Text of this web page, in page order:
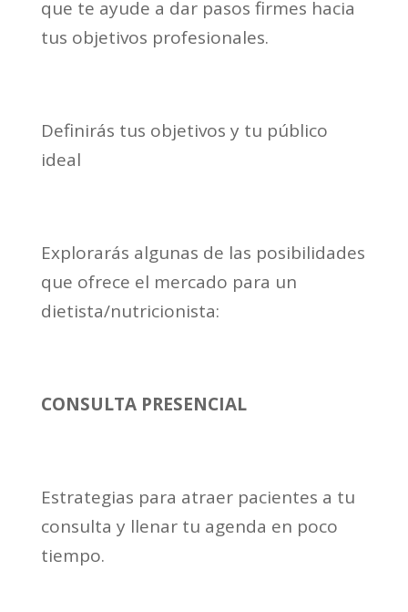
que te ayude a dar pasos firmes hacia
tus objetivos profesionales.
Definirás tus objetivos y tu público
ideal
Explorarás algunas de las posibilidades
que ofrece el mercado para un
dietista/nutricionista:
CONSULTA PRESENCIAL
Estrategias para atraer pacientes a tu
consulta y llenar tu agenda en poco
tiempo.